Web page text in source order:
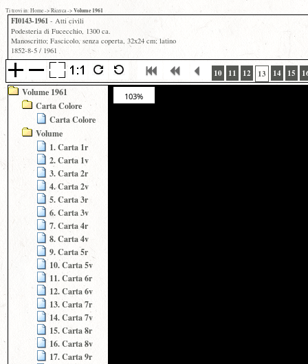
Ti trovi in: Home-> Ricerca-> Volume 1961
FI0143-1961- Atti civili
Podesteria di Fucecchio, 1300 ca.
Manoscritto; Fascicolo, senza coperta, 32x24 cm; latino
1852-8-5 / 1961
10 11 12 13 14 15
Volume 1961
Carta Colore
Carta Colore
Volume
1. Carta 1r
2. Carta 1v
3. Carta 2r
4. Carta 2v
5. Carta 3r
6. Carta 3v
7. Carta 4r
8. Carta 4v
9. Carta 5r
10. Carta 5v
11. Carta 6r
12. Carta 6v
13. Carta 7r
14. Carta 7v
15. Carta 8r
16. Carta 8v
17. Carta 9r
103%